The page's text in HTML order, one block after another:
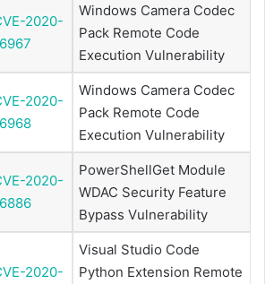
2020-
Windows Camera Codec
Pack Remote Code
Execution Vulnerability
2020-
Windows Camera Codec
Pack Remote Code
Execution Vulnerability
2020-
PowerShellGet Module
WDAC Security Feature
Bypass Vulnerability
2020-
Visual Studio Code
Python Extension Remote